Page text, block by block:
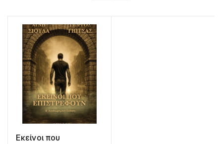
Εκείνοι που